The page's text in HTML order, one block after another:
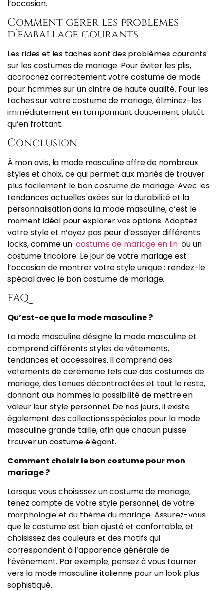
l’occasion.
Comment gérer les problèmes
d’emballage courants
Les rides et les taches sont des problèmes courants
sur les costumes de mariage. Pour éviter les plis,
accrochez correctement votre costume de mode
pour hommes sur un cintre de haute qualité. Pour les
taches sur votre costume de mariage, éliminez-les
immédiatement en tamponnant doucement plutôt
qu’en frottant.
Conclusion
À mon avis, la mode masculine offre de nombreux
styles et choix, ce qui permet aux mariés de trouver
plus facilement le bon costume de mariage. Avec les
tendances actuelles axées sur la durabilité et la
personnalisation dans la mode masculine, c’est le
moment idéal pour explorer vos options. Adoptez
votre style et n’ayez pas peur d’essayer différents
looks, comme un costume de mariage en lin ou un
costume tricolore. Le jour de votre mariage est
l’occasion de montrer votre style unique : rendez-le
spécial avec le bon costume de mariage.
FAQ
Qu’est-ce que la mode masculine ?
La mode masculine désigne la mode masculine et
comprend différents styles de vêtements,
tendances et accessoires. Il comprend des
vêtements de cérémonie tels que des costumes de
mariage, des tenues décontractées et tout le reste,
donnant aux hommes la possibilité de mettre en
valeur leur style personnel. De nos jours, il existe
également des collections spéciales pour la mode
masculine grande taille, afin que chacun puisse
trouver un costume élégant.
Comment choisir le bon costume pour mon
mariage ?
Lorsque vous choisissez un costume de mariage,
tenez compte de votre style personnel, de votre
morphologie et du thème du mariage. Assurez-vous
que le costume est bien ajusté et confortable, et
choisissez des couleurs et des motifs qui
correspondent à l’apparence générale de
l’événement. Par exemple, pensez à vous tourner
vers la mode masculine italienne pour un look plus
sophistiqué.